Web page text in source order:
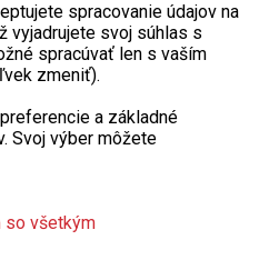
spracovanie údajov na
vyjadrujete svoj súhlas s
spracúvať len s vaším
zmeniť).
a základné
Svoj výber môžete
so všetkým